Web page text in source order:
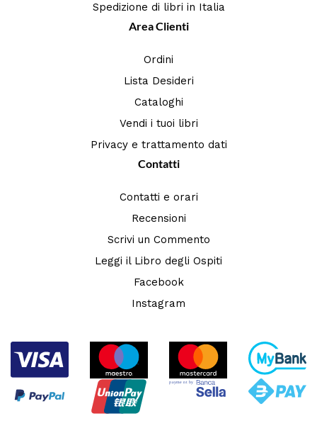
Spedizione di libri in Italia
Area Clienti
Ordini
Lista Desideri
Cataloghi
Vendi i tuoi libri
Privacy e trattamento dati
Contatti
Contatti e orari
Recensioni
Scrivi un Commento
Leggi il Libro degli Ospiti
Facebook
Instagram